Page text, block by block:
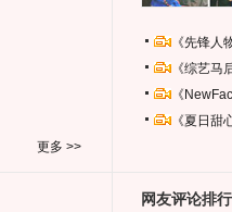
更多 >>
《先锋
《综艺
《
《夏日
网友评论排行